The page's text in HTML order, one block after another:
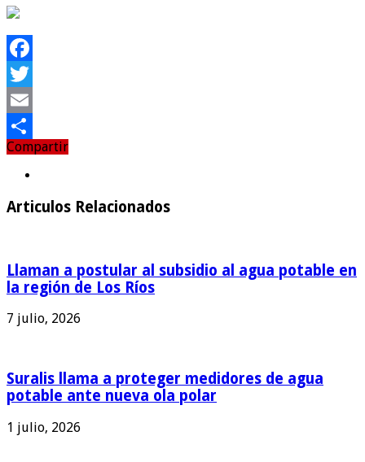
Facebook
Twitter
Email
Compartir
Compartir
Articulos Relacionados
Llaman a postular al subsidio al agua potable en
la región de Los Ríos
7 julio, 2026
Suralis llama a proteger medidores de agua
potable ante nueva ola polar
1 julio, 2026